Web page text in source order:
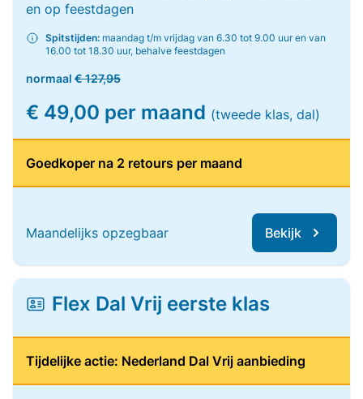
en op feestdagen
Spitstijden: maandag t/m vrijdag van 6.30 tot 9.00 uur en van
16.00 tot 18.30 uur, behalve feestdagen
normaal € 127,95
€ 49,00 per maand (tweede klas, dal)
Goedkoper na 2 retours per maand
Maandelijks opzegbaar Bekijk
Flex Dal Vrij eerste klas
Tijdelijke actie: Nederland Dal Vrij aanbieding